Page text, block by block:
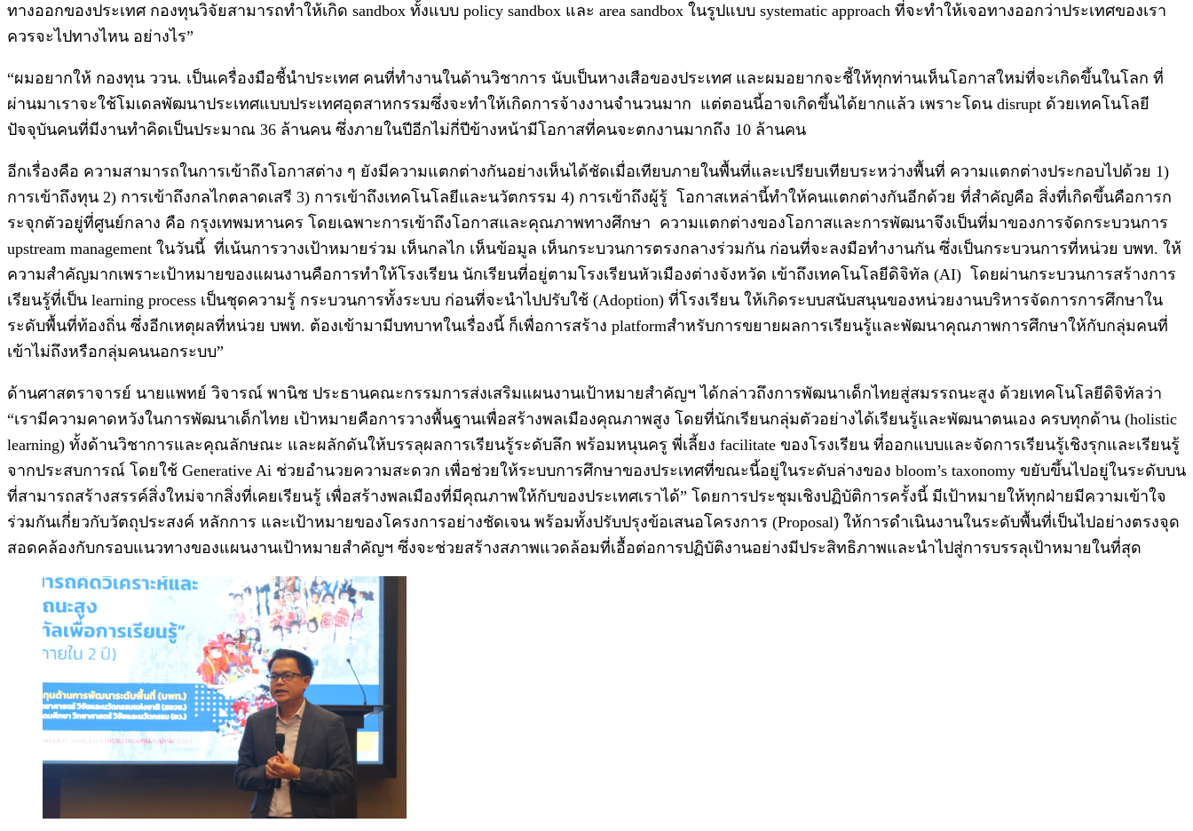
ทางออกของประเทศ กองทุนวิจัยสามารถทำให้เกิด sandbox ทั้งแบบ policy sandbox และ area sandbox ในรูปแบบ systematic approach ที่จะทำให้เจอทางออกว่าประเทศของเรา
ควรจะไปทางไหน อย่างไร”
“ผมอยากให้ กองทุน ววน. เป็นเครื่องมือชี้นําประเทศ คนที่ทำงานในด้านวิชาการ นับเป็นหางเสือของประเทศ และผมอยากจะชี้ให้ทุกท่านเห็นโอกาสใหม่ที่จะเกิดขึ้นในโลก ที่
ผ่านมาเราจะใช้โมเดลพัฒนาประเทศแบบประเทศอุตสาหกรรมซึ่งจะทำให้เกิดการจ้างงานจำนวนมาก แต่ตอนนี้อาจเกิดขึ้นได้ยากแล้ว เพราะโดน disrupt ด้วยเทคโนโลยี
ปัจจุบันคนที่มีงานทำคิดเป็นประมาณ 36 ล้านคน ซึ่งภายในปีอีกไม่กี่ปีข้างหน้ามีโอกาสที่คนจะตกงานมากถึง 10 ล้านคน
อีกเรื่องคือ ความสามารถในการเข้าถึงโอกาสต่าง ๆ ยังมีความแตกต่างกันอย่างเห็นได้ชัดเมื่อเทียบภายในพื้นที่และเปรียบเทียบระหว่างพื้นที่ ความแตกต่างประกอบไปด้วย 1)
การเข้าถึงทุน 2) การเข้าถึงกลไกตลาดเสรี 3) การเข้าถึงเทคโนโลยีและนวัตกรรม 4) การเข้าถึงผู้รู้ โอกาสเหล่านี้ทำให้คนแตกต่างกันอีกด้วย ที่สำคัญคือ สิ่งที่เกิดขึ้นคือการก
ระจุกตัวอยู่ที่ศูนย์กลาง คือ กรุงเทพมหานคร โดยเฉพาะการเข้าถึงโอกาสและคุณภาพทางศึกษา ความแตกต่างของโอกาสและการพัฒนาจึงเป็นที่มาของการจัดกระบวนการ
upstream management ในวันนี้ ที่เน้นการวางเป้าหมายร่วม เห็นกลไก เห็นข้อมูล เห็นกระบวนการตรงกลางร่วมกัน ก่อนที่จะลงมือทำงานกัน ซึ่งเป็นกระบวนการที่หน่วย บพท. ให้
ความสำคัญมากเพราะเป้าหมายของแผนงานคือการทำให้โรงเรียน นักเรียนที่อยู่ตามโรงเรียนหัวเมืองต่างจังหวัด เข้าถึงเทคโนโลยีดิจิทัล (AI) โดยผ่านกระบวนการสร้างการ
เรียนรู้ที่เป็น learning process เป็นชุดความรู้ กระบวนการทั้งระบบ ก่อนที่จะนำไปปรับใช้ (Adoption) ที่โรงเรียน ให้เกิดระบบสนับสนุนของหน่วยงานบริหารจัดการการศึกษาใน
ระดับพื้นที่ท้องถิ่น ซึ่งอีกเหตุผลที่หน่วย บพท. ต้องเข้ามามีบทบาทในเรื่องนี้ ก็เพื่อการสร้าง platformสำหรับการขยายผลการเรียนรู้และพัฒนาคุณภาพการศึกษาให้กับกลุ่มคนที่
เข้าไม่ถึงหรือกลุ่มคนนอกระบบ”
ด้านศาสตราจารย์ นายแพทย์ วิจารณ์ พานิช ประธานคณะกรรมการส่งเสริมแผนงานเป้าหมายสำคัญฯ ได้กล่าวถึงการพัฒนาเด็กไทยสู่สมรรถนะสูง ด้วยเทคโนโลยีดิจิทัลว่า
“เรามีความคาดหวังในการพัฒนาเด็กไทย เป้าหมายคือการวางพื้นฐานเพื่อสร้างพลเมืองคุณภาพสูง โดยที่นักเรียนกลุ่มตัวอย่างได้เรียนรู้และพัฒนาตนเอง ครบทุกด้าน (holistic
learning) ทั้งด้านวิชาการและคุณลักษณะ และผลักดันให้บรรลุผลการเรียนรู้ระดับลึก พร้อมหนุนครู พี่เลี้ยง facilitate ของโรงเรียน ที่ออกแบบและจัดการเรียนรู้เชิงรุกและเรียนรู้
จากประสบการณ์ โดยใช้ Generative Ai ช่วยอำนวยความสะดวก เพื่อช่วยให้ระบบการศึกษาของประเทศที่ขณะนี้อยู่ในระดับล่างของ bloom’s taxonomy ขยับขึ้นไปอยู่ในระดับบน
ที่สามารถสร้างสรรค์สิ่งใหม่จากสิ่งที่เคยเรียนรู้ เพื่อสร้างพลเมืองที่มีคุณภาพให้กับของประเทศเราได้” โดยการประชุมเชิงปฏิบัติการครั้งนี้ มีเป้าหมายให้ทุกฝ่ายมีความเข้าใจ
ร่วมกันเกี่ยวกับวัตถุประสงค์ หลักการ และเป้าหมายของโครงการอย่างชัดเจน พร้อมทั้งปรับปรุงข้อเสนอโครงการ (Proposal) ให้การดำเนินงานในระดับพื้นที่เป็นไปอย่างตรงจุด
สอดคล้องกับกรอบแนวทางของแผนงานเป้าหมายสำคัญฯ ซึ่งจะช่วยสร้างสภาพแวดล้อมที่เอื้อต่อการปฏิบัติงานอย่างมีประสิทธิภาพและนําไปสู่การบรรลุเป้าหมายในที่สุด